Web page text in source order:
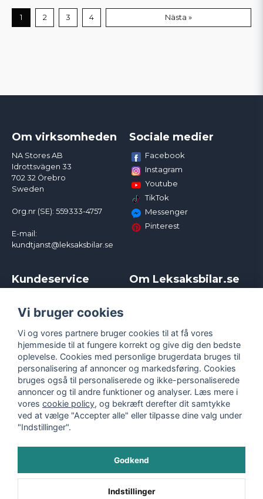
1 2 3 4 Nästa »
Om virksomheden
NA Stores AB
Idrottsvägen 33
702 32 Örebro
Sweden
Org.nr (SE): 559333-4757
E-mail:
kundtjanst@leksaksbilar.se
Sociale medier
Facebook
Instagram
Youtube
TikTok
Messenger
Pinterest
Kundeservice
Kampagner og rabatter
Reklamation
Policy chase cars
Returnera
Logga in
Om Leksaksbilar.se
Handelsbetingelser
Persondatapolitik
Cookies
Vi bruger cookies
Vi og vores partnere bruger cookies til at få vores
hjemmeside til at fungere korrekt og give dig den bedste
oplevelse. Cookies med personlige brugerdata bruges til
personalisering af annoncer og markedsføring. Cookies
bruges også til personaliserede og ikke-personaliserede
annoncer og til andre funktioner og analyser. Læs mere i
vores cookie policy, og bekræft derefter dit samtykke
ved at vælge "Accepter alle" eller tilpasse dine valg under
"Indstillinger".
Godkend
Indstillinger